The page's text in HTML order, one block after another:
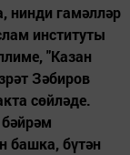
нинди гамәлләр
институты
"Казан
Зәбиров
сөйләде.
башка, бүтән